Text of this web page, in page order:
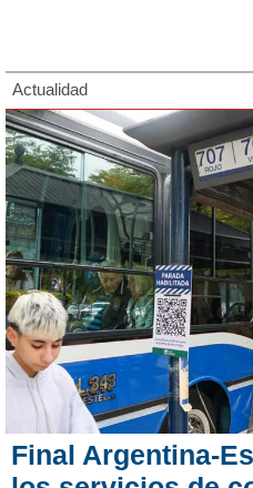
Actualidad
Final Argentina-